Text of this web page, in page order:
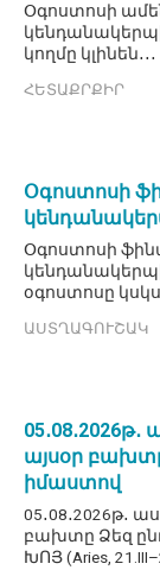
Օգոստոսի
կողմը
ՀԵՏԱՔՐՔԻՐ
Օգոստոսի
Օգոստոսի
կենդանակերպի
օգոստոսը
ԱՍՏՂԱԳՈՒՇԱԿ
այսօր
իմաստով
05․08․2026թ․
բախտը Ձեզ
ԽՈՅ (Aries,